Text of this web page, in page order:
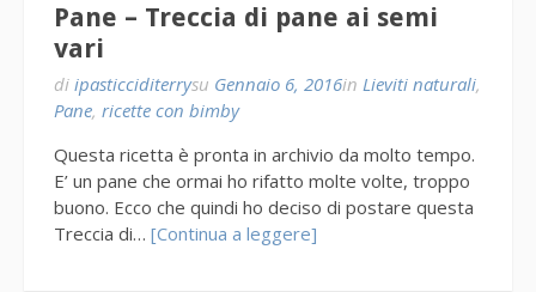
Pane – Treccia di pane ai semi
vari
di ipasticciditerrysu Gennaio 6, 2016in Lieviti naturali,
Pane, ricette con bimby
Questa ricetta è pronta in archivio da molto tempo.
E’ un pane che ormai ho rifatto molte volte, troppo
buono. Ecco che quindi ho deciso di postare questa
Treccia di… [Continua a leggere]